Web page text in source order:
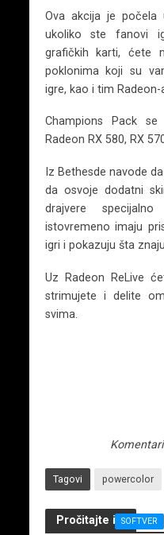
Ova akcija je počela
ukoliko ste fanovi
grafičkih karti, ćete
poklonima koji su
igre, kao i tim Radeon-
Champions Pack
Radeon RX 580, RX
Iz Bethesde navode
da osvoje dodatni
drajvere
istovremeno imaju
igri i pokazuju šta
Uz Radeon ReLive
strimujete i delite
svima.
Tagovi powercolor
Pročitajte i...SOFTVER